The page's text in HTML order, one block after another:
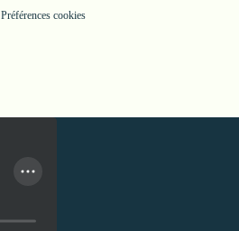
Préférences cookies